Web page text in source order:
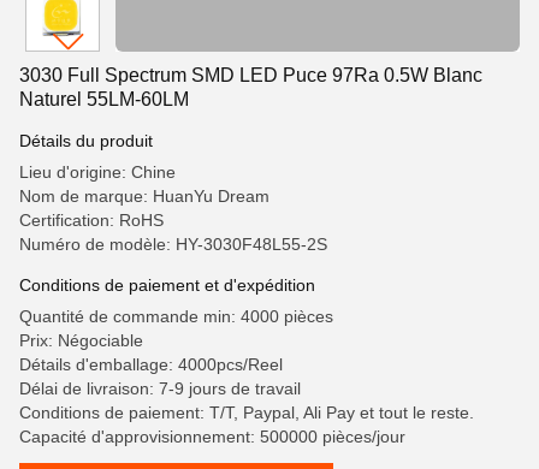
3030 Full Spectrum SMD LED Puce 97Ra 0.5W Blanc
Naturel 55LM-60LM
Détails du produit
Lieu d'origine: Chine
Nom de marque: HuanYu Dream
Certification: RoHS
Numéro de modèle: HY-3030F48L55-2S
Conditions de paiement et d'expédition
Quantité de commande min: 4000 pièces
Prix: Négociable
Détails d'emballage: 4000pcs/Reel
Délai de livraison: 7-9 jours de travail
Conditions de paiement: T/T, Paypal, Ali Pay et tout le reste.
Capacité d'approvisionnement: 500000 pièces/jour